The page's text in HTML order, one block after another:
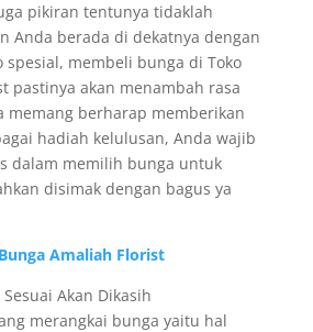
pikiran tentunya tidaklah
Anda berada di dekatnya dengan
spesial, membeli bunga di Toko
pastinya akan menambah rasa
memang berharap memberikan
hadiah kelulusan, Anda wajib
dalam memilih bunga untuk
disimak dengan bagus ya
Amaliah Florist
Akan Dikasih
merangkai bunga yaitu hal